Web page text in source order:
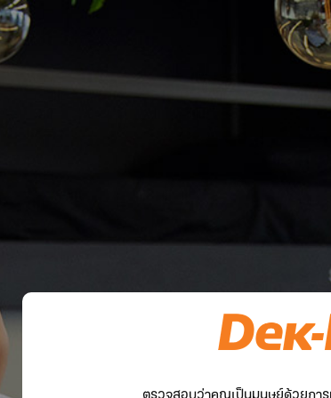
ตรวจสอบว่าคุณเป็นมนุษย์ด้วยการ